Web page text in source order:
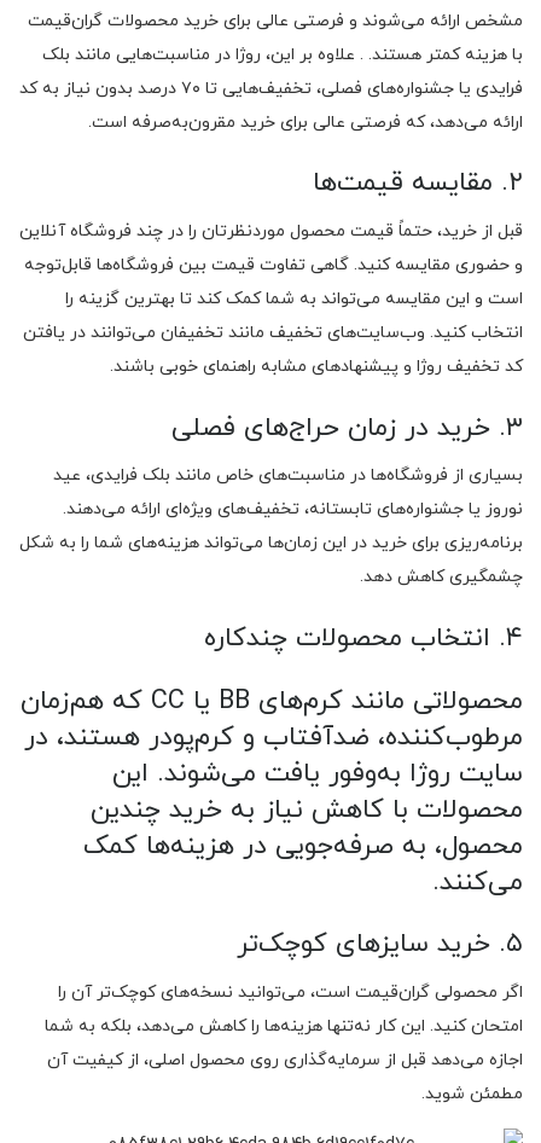
مشخص ارائه می‌شوند و فرصتی عالی برای خرید محصولات گران‌قیمت
با هزینه کمتر هستند. . علاوه بر این، روژا در مناسبت‌هایی مانند بلک
فرایدی یا جشنواره‌های فصلی، تخفیف‌هایی تا ۷۰ درصد بدون نیاز به کد
ارائه می‌دهد، که فرصتی عالی برای خرید مقرون‌به‌صرفه است.
۲. مقایسه قیمت‌ها
قبل از خرید، حتماً قیمت محصول موردنظرتان را در چند فروشگاه آنلاین
و حضوری مقایسه کنید. گاهی تفاوت قیمت بین فروشگاه‌ها قابل‌توجه
است و این مقایسه می‌تواند به شما کمک کند تا بهترین گزینه را
انتخاب کنید. وب‌سایت‌های تخفیف مانند تخفیفان می‌توانند در یافتن
کد تخفیف روژا و پیشنهادهای مشابه راهنمای خوبی باشند.
۳. خرید در زمان حراج‌های فصلی
بسیاری از فروشگاه‌ها در مناسبت‌های خاص مانند بلک فرایدی، عید
نوروز یا جشنواره‌های تابستانه، تخفیف‌های ویژه‌ای ارائه می‌دهند.
برنامه‌ریزی برای خرید در این زمان‌ها می‌تواند هزینه‌های شما را به شکل
چشمگیری کاهش دهد.
۴. انتخاب محصولات چندکاره
محصولاتی مانند کرم‌های BB یا CC که هم‌زمان
مرطوب‌کننده، ضدآفتاب و کرم‌پودر هستند، در
سایت روژا به‌وفور یافت می‌شوند. این
محصولات با کاهش نیاز به خرید چندین
محصول، به صرفه‌جویی در هزینه‌ها کمک
می‌کنند.
۵. خرید سایزهای کوچک‌تر
اگر محصولی گران‌قیمت است، می‌توانید نسخه‌های کوچک‌تر آن را
امتحان کنید. این کار نه‌تنها هزینه‌ها را کاهش می‌دهد، بلکه به شما
اجازه می‌دهد قبل از سرمایه‌گذاری روی محصول اصلی، از کیفیت آن
مطمئن شوید.